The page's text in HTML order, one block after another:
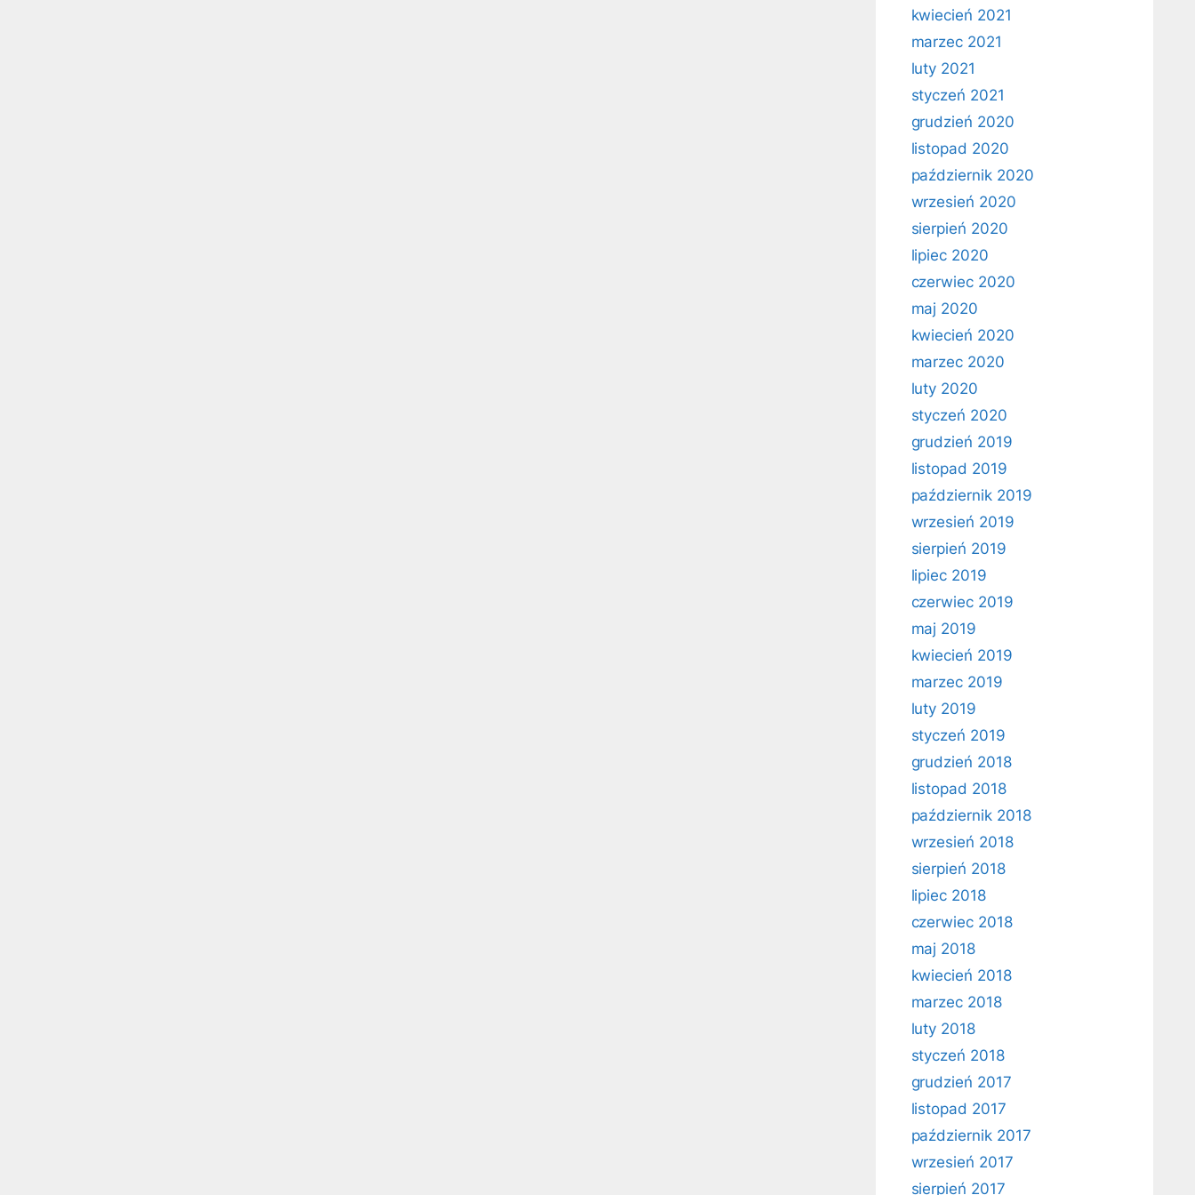
kwiecień 2021
marzec 2021
luty 2021
styczeń 2021
grudzień 2020
listopad 2020
październik 2020
wrzesień 2020
sierpień 2020
lipiec 2020
czerwiec 2020
maj 2020
kwiecień 2020
marzec 2020
luty 2020
styczeń 2020
grudzień 2019
listopad 2019
październik 2019
wrzesień 2019
sierpień 2019
lipiec 2019
czerwiec 2019
maj 2019
kwiecień 2019
marzec 2019
luty 2019
styczeń 2019
grudzień 2018
listopad 2018
październik 2018
wrzesień 2018
sierpień 2018
lipiec 2018
czerwiec 2018
maj 2018
kwiecień 2018
marzec 2018
luty 2018
styczeń 2018
grudzień 2017
listopad 2017
październik 2017
wrzesień 2017
sierpień 2017